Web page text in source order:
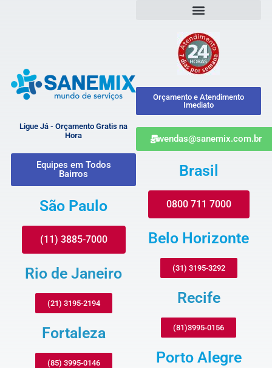
Ligue Já - Orçamento Gratis na
Hora
Equipes em Todos
Bairros
São Paulo
(11) 3885-7000
Rio de Janeiro
(21) 3195-2194
Fortaleza
(85) 3995-0146
Orçamento e Atendimento
Imediato
vendas@sanemix.com.br
Brasil
0800 711 7000
Belo Horizonte
(31) 3195-3292
Recife
(81)3995-0156
Porto Alegre